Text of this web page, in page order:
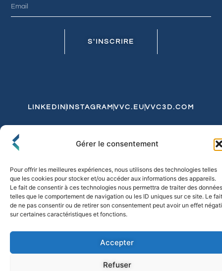
Gérer le consentement
Pour offrir les meilleures expériences, nous utilisons des technologies telles
que les cookies pour stocker et/ou accéder aux informations des appareils.
Le fait de consentir à ces technologies nous permettra de traiter des données
telles que le comportement de navigation ou les ID uniques sur ce site. Le fait
de ne pas consentir ou de retirer son consentement peut avoir un effet
sur certaines caractéristiques et fonctions.
Accepter
Refuser
S'INSCRIRE
LINKEDIN INSTAGRAM VVC.EU VVC3D.COM
Politique de Confidentialité et de CookiesExpédition et Livraison
© 2026 FLO & CO. All Rights Reserved